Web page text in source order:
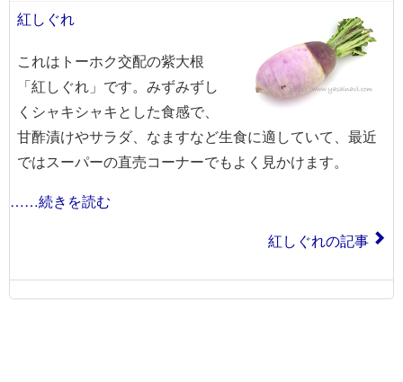
紅しぐれ
これはトーホク交配の紫大根
「紅しぐれ」です。みずみずし
くシャキシャキとした食感で、
甘酢漬けやサラダ、なますなど生食に適していて、最近
ではスーパーの直売コーナーでもよく見かけます。
……続きを読む
紅しぐれの記事